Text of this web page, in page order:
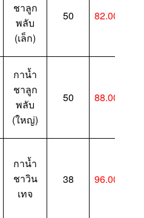
ชาลูก
พลับ
(เล็ก)
50 82.00-
กาน้ำ
ชาลูก
พลับ
(ใหญ่)
50 88.00-
กาน้ำ
ชาวิน
เทจ
38 96.00-